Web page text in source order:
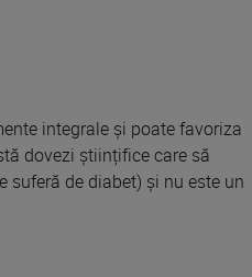
integrale și poatefavoriza
dovezi științifice care să
suferă de diabet) și nu este un